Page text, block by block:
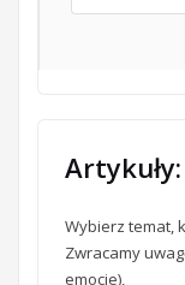
Wybierz temat,
Zwracamy
emocje),